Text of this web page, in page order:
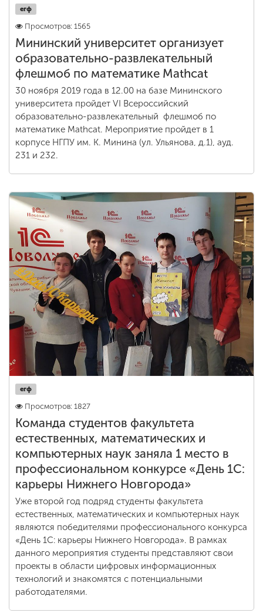
егф
Просмотров: 1565
Мининский университет организует
образовательно-развлекательный
флешмоб по математике Mathcat
30 ноября 2019 года в 12.00 на базе Мининского
университета пройдет VI Всероссийский
образовательно-развлекательный флешмоб по
математике Mathcat. Мероприятие пройдет в 1
корпусе НГПУ им. К. Минина (ул. Ульянова, д.1), ауд.
231 и 232.
егф
Просмотров: 1827
Команда студентов факультета
естественных, математических и
компьютерных наук заняла 1 место в
профессиональном конкурсе «День 1С:
карьеры Нижнего Новгорода»
Уже второй год подряд студенты факультета
естественных, математических и компьютерных наук
являются победителями профессионального конкурса
«День 1С: карьеры Нижнего Новгорода». В рамках
данного мероприятия студенты представляют свои
проекты в области цифровых информационных
технологий и знакомятся с потенциальными
работодателями.